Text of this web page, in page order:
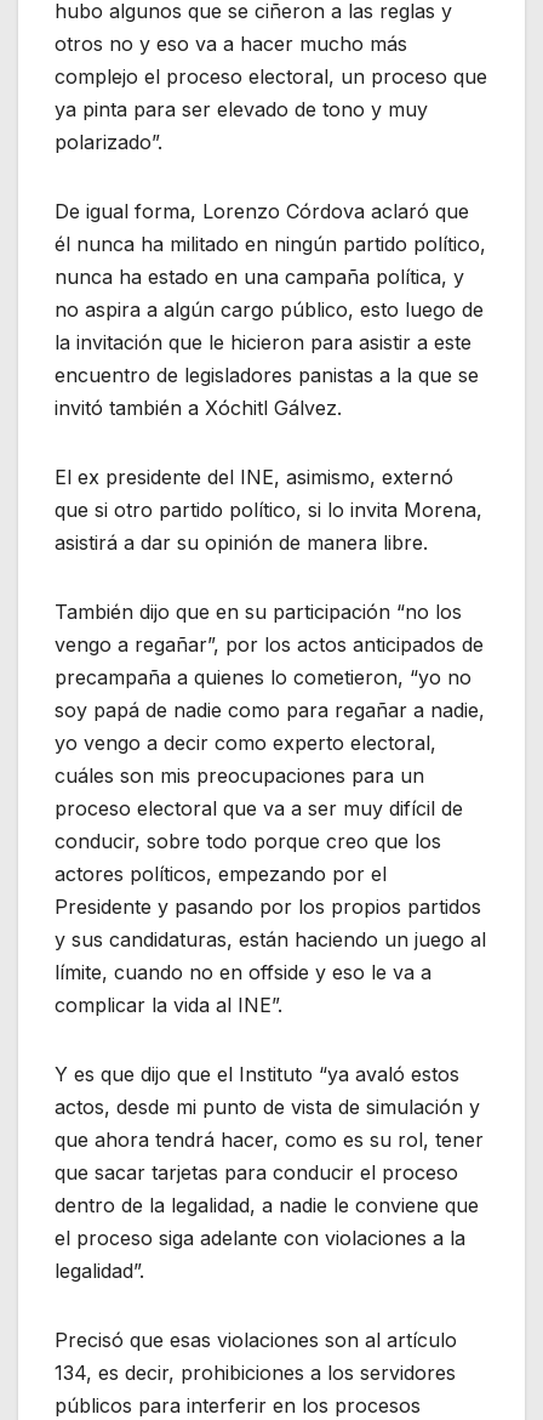
hubo algunos que se ciñeron a las reglas y
otros no y eso va a hacer mucho más
complejo el proceso electoral, un proceso que
ya pinta para ser elevado de tono y muy
polarizado”.
De igual forma, Lorenzo Córdova aclaró que
él nunca ha militado en ningún partido político,
nunca ha estado en una campaña política, y
no aspira a algún cargo público, esto luego de
la invitación que le hicieron para asistir a este
encuentro de legisladores panistas a la que se
invitó también a Xóchitl Gálvez.
El ex presidente del INE, asimismo, externó
que si otro partido político, si lo invita Morena,
asistirá a dar su opinión de manera libre.
También dijo que en su participación “no los
vengo a regañar”, por los actos anticipados de
precampaña a quienes lo cometieron, “yo no
soy papá de nadie como para regañar a nadie,
yo vengo a decir como experto electoral,
cuáles son mis preocupaciones para un
proceso electoral que va a ser muy difícil de
conducir, sobre todo porque creo que los
actores políticos, empezando por el
Presidente y pasando por los propios partidos
y sus candidaturas, están haciendo un juego al
límite, cuando no en offside y eso le va a
complicar la vida al INE”.
Y es que dijo que el Instituto “ya avaló estos
actos, desde mi punto de vista de simulación y
que ahora tendrá hacer, como es su rol, tener
que sacar tarjetas para conducir el proceso
dentro de la legalidad, a nadie le conviene que
el proceso siga adelante con violaciones a la
legalidad”.
Precisó que esas violaciones son al artículo
134, es decir, prohibiciones a los servidores
públicos para interferir en los procesos